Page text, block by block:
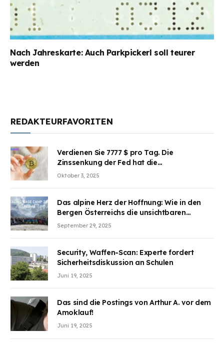
Nach Jahreskarte: Auch Parkpickerl soll teurer
werden
REDAKTEURFAVORITEN
Verdienen Sie 7777 $ pro Tag. Die
Zinssenkung der Fed hat die
Aufmerksamkeit des Marktes erregt.
Oktober 3, 2025
Das alpine Herz der Hoffnung: Wie in den
Bergen Österreichs die unsichtbaren
Wunden des Kriegesheilen
September 29, 2025
Security, Waffen-Scan: Experte fordert
Sicherheitsdiskussion an Schulen
Juni 19, 2025
Das sind die Postings von Arthur A. vor dem
Amoklauf!
Juni 19, 2025